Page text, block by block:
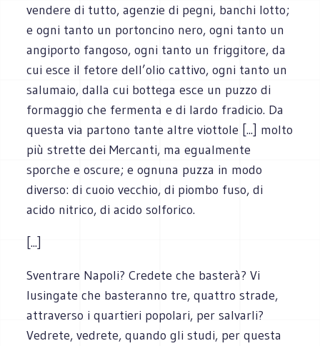
vendere di tutto, agenzie di pegni, banchi lotto;
e ogni tanto un portoncino nero, ogni tanto un
angiporto fangoso, ogni tanto un friggitore, da
cui esce il fetore dell’olio cattivo, ogni tanto un
salumaio, dalla cui bottega esce un puzzo di
formaggio che fermenta e di lardo fradicio. Da
questa via partono tante altre viottole [...] molto
più strette dei Mercanti, ma egualmente
sporche e oscure; e ognuna puzza in modo
diverso: di cuoio vecchio, di piombo fuso, di
acido nitrico, di acido solforico.
[...]
Sventrare Napoli? Credete che basterà? Vi
lusingate che basteranno tre, quattro strade,
attraverso i quartieri popolari, per salvarli?
Vedrete, vedrete, quando gli studi, per questa